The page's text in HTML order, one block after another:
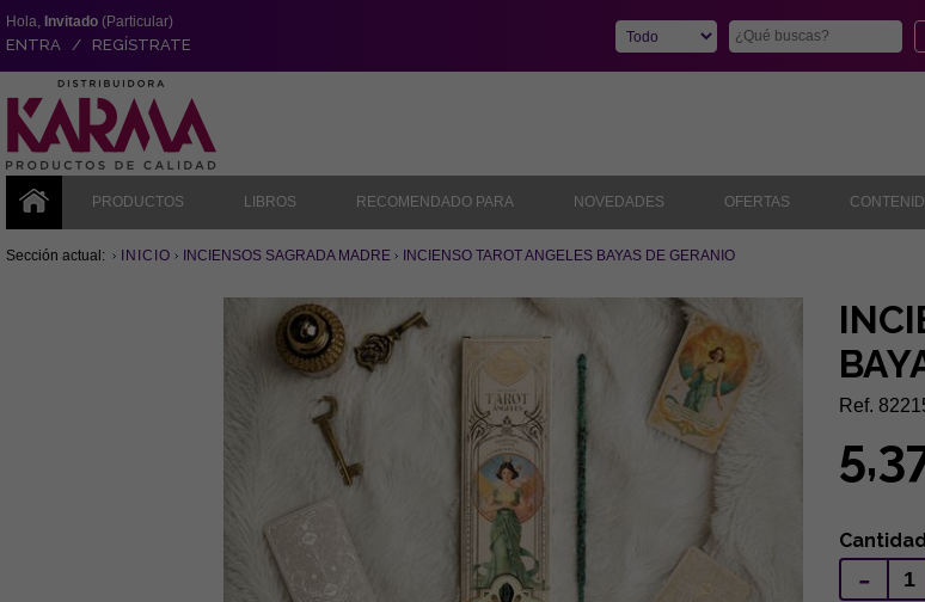
Hola, Invitado (Particular)
ENTRA / REGÍSTRATE
PRODUCTOS LIBROS RECOMENDADO PARA NOVEDADES OFERTAS
Sección actual: INICIO INCIENSOS SAGRADA MADRE INCIENSO TAROT ANGELES BAYAS DE GERANIO
Ref.
Cantidad
-